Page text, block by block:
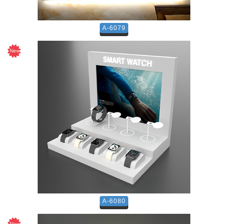
A-6079
A-6080